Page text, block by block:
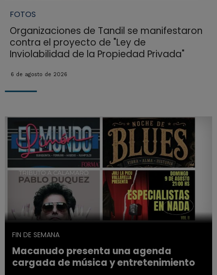
FOTOS
Organizaciones de Tandil se manifestaron
contra el proyecto de "Ley de
Inviolabilidad de la Propiedad Privada"
6 de agosto de 2026
FIN DE SEMANA
Macanudo presenta una agenda
cargada de música y entretenimiento